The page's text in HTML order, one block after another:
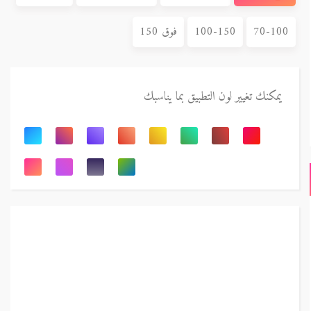
70-100
100-150 فوق 150
يمكنك تغيير لون التطبيق بما يناسبك